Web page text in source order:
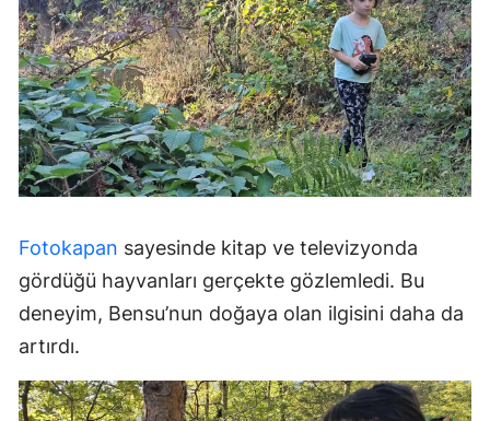
Fotokapan sayesinde kitap ve televizyonda
gördüğü hayvanları gerçekte gözlemledi. Bu
deneyim, Bensu’nun doğaya olan ilgisini daha da
artırdı.